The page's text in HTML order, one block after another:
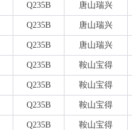
Q235B 唐山瑞兴
Q235B 唐山瑞兴
Q235B 唐山瑞兴
Q235B 鞍山宝得
Q235B 鞍山宝得
Q235B 鞍山宝得
Q235B 鞍山宝得